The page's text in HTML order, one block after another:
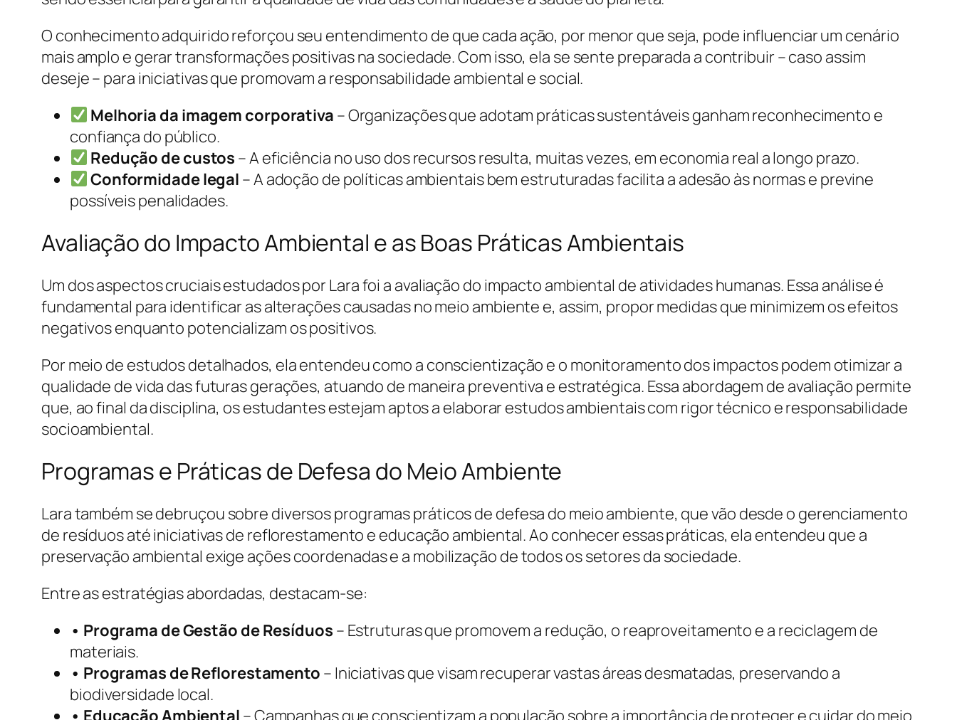
O conhecimento adquirido reforçou seu entendimento de que cada ação, por menor que seja, pode influenciar um cenário
mais amplo e gerar transformações positivas na sociedade. Com isso, ela se sente preparada a contribuir – caso assim
deseje – para iniciativas que promovam a responsabilidade ambiental e social.
Melhoria da imagem corporativa – Organizações que adotam práticas sustentáveis ganham reconhecimento e
confiança do público.
Redução de custos – A eficiência no uso dos recursos resulta, muitas vezes, em economia real a longo prazo.
Conformidade legal – A adoção de políticas ambientais bem estruturadas facilita a adesão às normas e previne
possíveis penalidades.
Avaliação do Impacto Ambiental e as Boas Práticas Ambientais
Um dos aspectos cruciais estudados por Lara foi a avaliação do impacto ambiental de atividades humanas. Essa análise é
fundamental para identificar as alterações causadas no meio ambiente e, assim, propor medidas que minimizem os efeitos
negativos enquanto potencializam os positivos.
Por meio de estudos detalhados, ela entendeu como a conscientização e o monitoramento dos impactos podem otimizar a
qualidade de vida das futuras gerações, atuando de maneira preventiva e estratégica. Essa abordagem de avaliação permite
que, ao final da disciplina, os estudantes estejam aptos a elaborar estudos ambientais com rigor técnico e responsabilidade
socioambiental.
Programas e Práticas de Defesa do Meio Ambiente
Lara também se debruçou sobre diversos programas práticos de defesa do meio ambiente, que vão desde o gerenciamento
de resíduos até iniciativas de reflorestamento e educação ambiental. Ao conhecer essas práticas, ela entendeu que a
preservação ambiental exige ações coordenadas e a mobilização de todos os setores da sociedade.
Entre as estratégias abordadas, destacam-se:
• Programa de Gestão de Resíduos – Estruturas que promovem a redução, o reaproveitamento e a reciclagem de
materiais.
• Programas de Reflorestamento – Iniciativas que visam recuperar vastas áreas desmatadas, preservando a
biodiversidade local.
• Educação Ambiental – Campanhas que conscientizam a população sobre a importância de proteger e cuidar do meio